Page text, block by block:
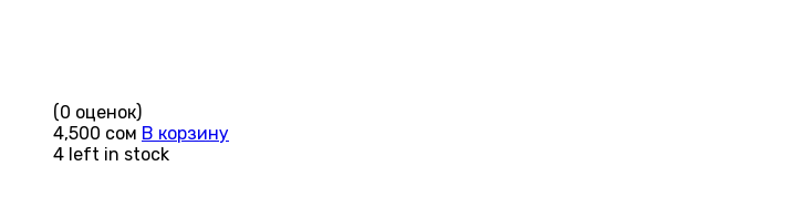
(0 оценок)
4,500 сом В корзину
4 left in stock